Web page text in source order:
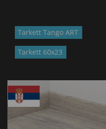
Tarkett Tango ART
Tarkett 60х23